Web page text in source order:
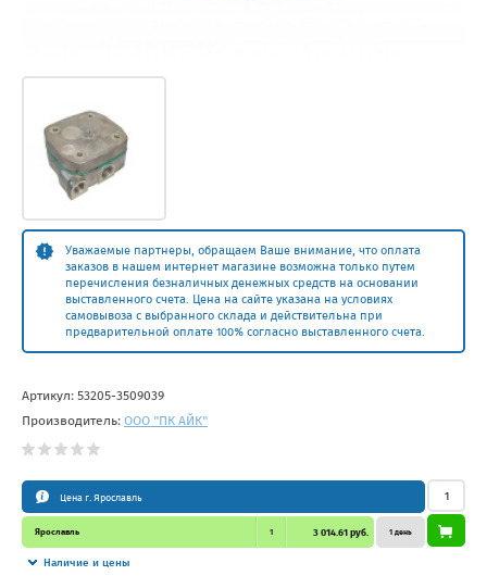
Уважаемые партнеры, обращаем Ваше внимание, что оплата
заказов в нашем интернет магазине возможна только путем
перечисления безналичных денежных средств на основании
выставленного счета. Цена на сайте указана на условиях
самовывоза с выбранного склада и действительна при
предварительной оплате 100% согласно выставленного счета.
Артикул: 53205-3509039
Производитель: ООО "ПК АЙК"
Цена г. Ярославль
Ярославль 1 3 014.61 руб.
Наличие и цены
1 день